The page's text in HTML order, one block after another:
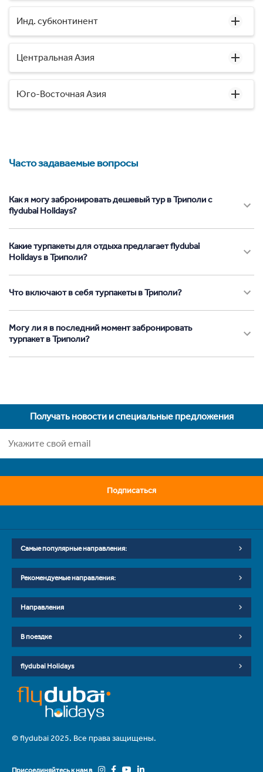
Инд. субконтинент
Центральная Азия
Юго-Восточная Азия
Часто задаваемые вопросы
Как я могу забронировать дешевый тур в Триполи с
flydubai Holidays?
Какие турпакеты для отдыха предлагает flydubai
Holidays в Триполи?
Что включают в себя турпакеты в Триполи?
Могу ли я в последний момент забронировать
турпакет в Триполи?
Получать новости и специальные предложения
Подписаться
Самые популярные направления:
Рекомендуемые направления:
Направления
В поездке
flydubai Holidays
© flydubai 2025. Все права защищены.
Присоединяйтесь к нам в